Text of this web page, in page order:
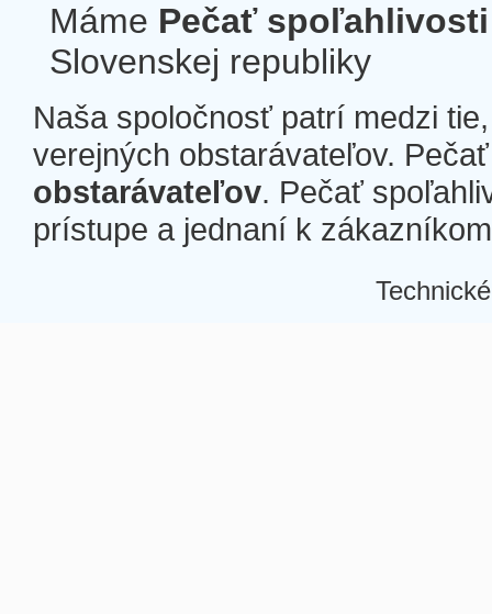
Máme Pečať spoľahlivosti
Slovenskej republiky
Naša spoločnosť patrí medzi
verejných obstarávateľov.
obstarávateľov. Pečať
prístupe a jednaní k